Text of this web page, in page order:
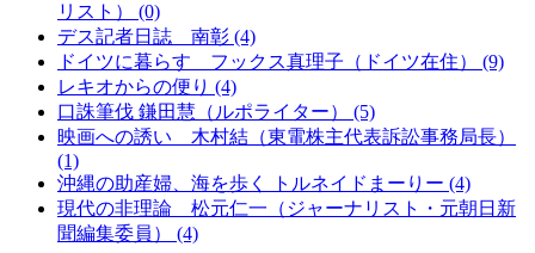
リスト） (0)
デス記者日誌 南彰 (4)
ドイツに暮らす フックス真理子（ドイツ在住） (9)
レキオからの便り (4)
口誅筆伐 鎌田慧（ルポライター） (5)
映画への誘い 木村結（東電株主代表訴訟事務局長）
(1)
沖縄の助産婦、海を歩く トルネイドまーりー (4)
現代の非理論 松元仁一（ジャーナリスト・元朝日新
聞編集委員） (4)